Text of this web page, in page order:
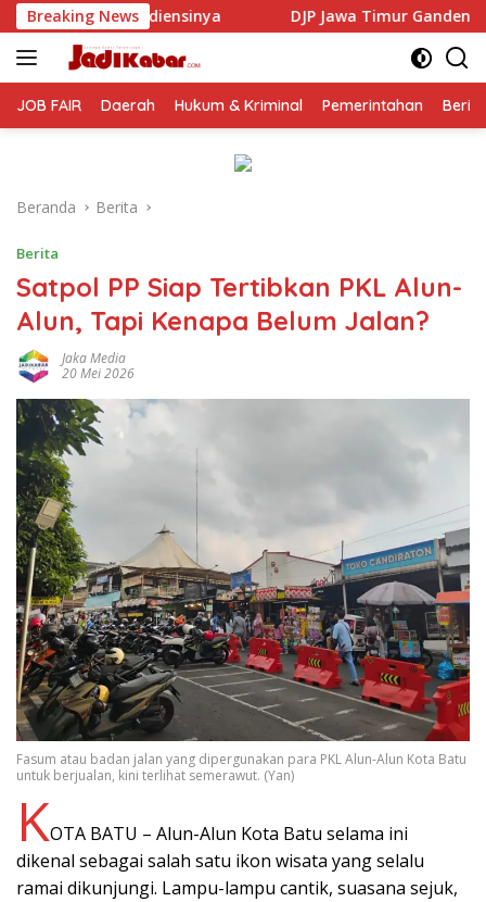
Langsung
ke
konten
Breaking News
DJP Jawa Timur Gandeng GP Ansor Tingkatkan Literasi
JOB FAIR Daerah Hukum & Kriminal Pemerintahan
Beranda Berita
Berita
Satpol PP Siap Tertibkan PKL Alun-
Alun, Tapi Kenapa Belum Jalan?
Jaka Media
20 Mei 2026
Fasum atau badan jalan yang dipergunakan para PKL Alun-Alun Kota Batu
untuk berjualan, kini terlihat semerawut. (Yan)
KOTA BATU – Alun-Alun Kota Batu selama ini
dikenal sebagai salah satu ikon wisata yang selalu
ramai dikunjungi. Lampu-lampu cantik, suasana sejuk,